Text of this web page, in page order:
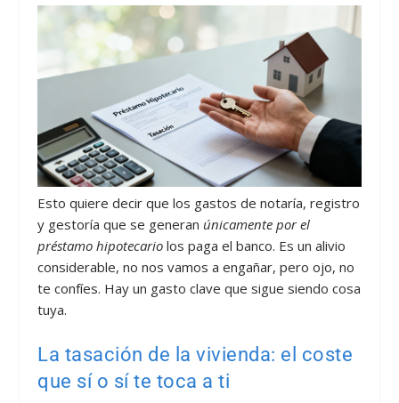
Esto quiere decir que los gastos de notaría, registro
y gestoría que se generanúnicamente por el
préstamo hipotecario los paga el banco. Es un alivio
considerable, no nos vamos a engañar, pero ojo, no
te confíes. Hay un gasto clave que sigue siendo cosa
tuya.
La tasación de la vivienda: el coste
que sí o sí te toca a ti